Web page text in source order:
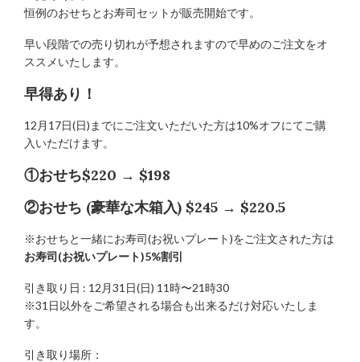
恒例のおせちとお寿司セットが販売開始です。
早い段階での売り切れが予想されますので早めのご注文をオ
ススメいたします。
早得あり！
12月17日(日)までにご注文いただいた方は10%オフにてご購
入いただけます。
①おせち$220 → $198
②おせち (豪華な木箱入) $245 → $220.5
※おせちと一緒にお寿司(お祝いプレート)をご注文された方は
お寿司(お祝いプレート)5%割引
引き取り日 : 12月31日(日) 11時〜21時30
※31日以外をご希望される場合も出来るだけ対応いたしま
す。
引き取り場所：